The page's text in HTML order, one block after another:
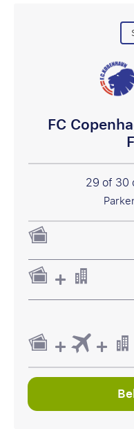
FC
29 of 30